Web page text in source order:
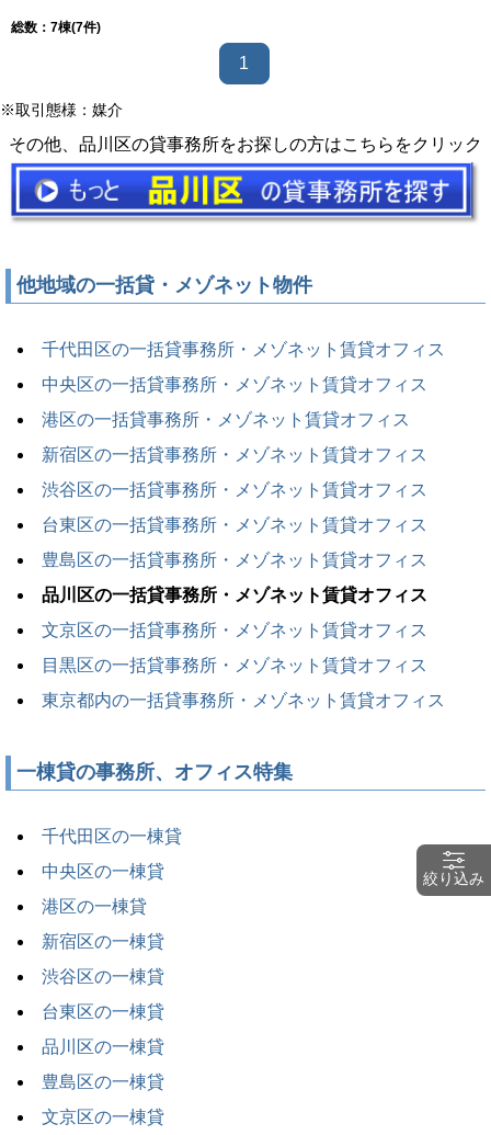
総数： 7棟(7件)
1
※取引態様：媒介
その他、品川区の貸事務所をお探しの方はこちらをクリック
他地域の一括貸・メゾネット物件
千代田区の一括貸事務所・メゾネット賃貸オフィス
中央区の一括貸事務所・メゾネット賃貸オフィス
港区の一括貸事務所・メゾネット賃貸オフィス
新宿区の一括貸事務所・メゾネット賃貸オフィス
渋谷区の一括貸事務所・メゾネット賃貸オフィス
台東区の一括貸事務所・メゾネット賃貸オフィス
豊島区の一括貸事務所・メゾネット賃貸オフィス
品川区の一括貸事務所・メゾネット賃貸オフィス
文京区の一括貸事務所・メゾネット賃貸オフィス
目黒区の一括貸事務所・メゾネット賃貸オフィス
東京都内の一括貸事務所・メゾネット賃貸オフィス
一棟貸の事務所、オフィス特集
千代田区の一棟貸
中央区の一棟貸
港区の一棟貸
新宿区の一棟貸
渋谷区の一棟貸
台東区の一棟貸
品川区の一棟貸
豊島区の一棟貸
文京区の一棟貸
絞り込み